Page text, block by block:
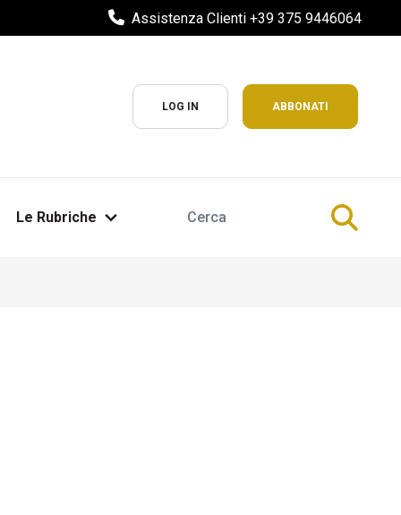
Assistenza Clienti +39 375 9446064
LOG IN ABBONATI
Le Rubriche